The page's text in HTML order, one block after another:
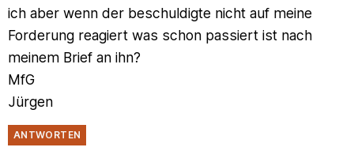
ich aber wenn der beschuldigte nicht auf meine
Forderung reagiert was schon passiert ist nach
meinem Brief an ihn?
MfG
Jürgen
ANTWORTEN